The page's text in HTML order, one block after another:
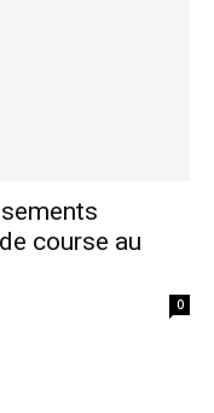
course au
0